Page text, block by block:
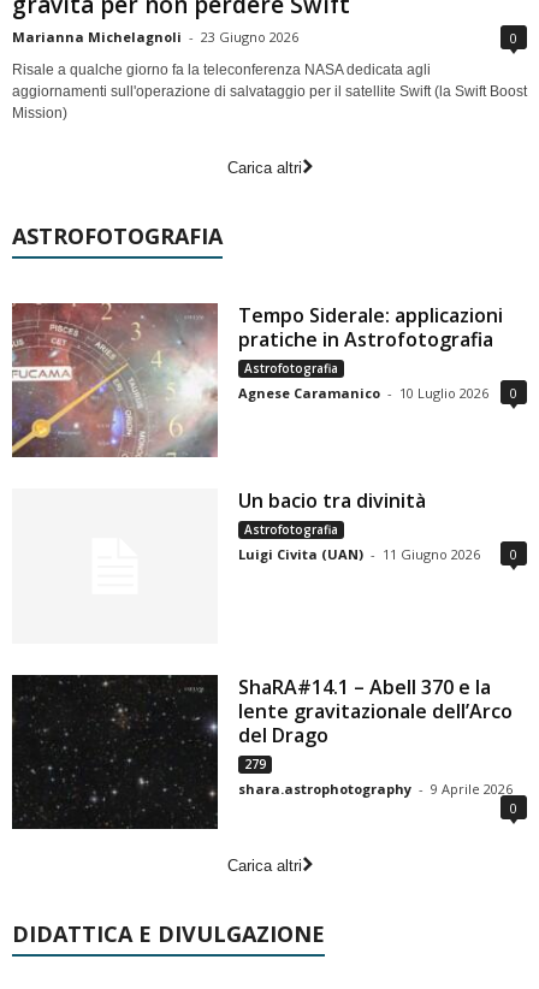
Marianna Michelagnoli - 23 Giugno 2026 0
Risale a qualche giorno fa la teleconferenza NASA dedicata agli
aggiornamenti sull'operazione di salvataggio per il satellite Swift (la Swift Boost
Mission)
Carica altri
ASTROFOTOGRAFIA
Tempo Siderale: applicazioni
pratiche in Astrofotografia
Astrofotografia
Agnese Caramanico - 10 Luglio 2026 0
Un bacio tra divinità
Astrofotografia
Luigi Civita (UAN) - 11 Giugno 2026 0
ShaRA#14.1 – Abell 370 e la
lente gravitazionale dell’Arco
del Drago
279
shara.astrophotography - 9 Aprile 2026
0
Carica altri
DIDATTICA E DIVULGAZIONE